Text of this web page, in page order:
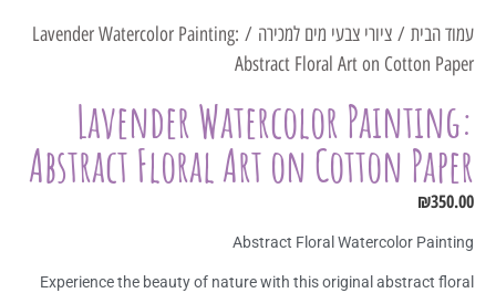
עמוד הבית / ציורי צבעי מים למכירה
/ Lavender Watercolor Painting:
Abstract Floral Art on Cotton Paper
Lavender Watercolor Painting:
Abstract Floral Art on Cotton Paper
₪350.00
Abstract Floral Watercolor Painting
Experience the beauty of nature with this original abstract floral